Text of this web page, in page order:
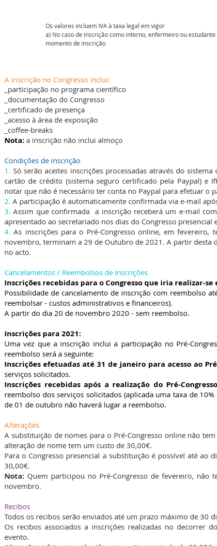
Os valores incluem IVA à taxa legal em vigor
a) No caso de inscrição como interno, enfermeiro ou
momento de inscrição
A inscrição no Congresso inclui:
_participação no programa científico
_documentação do Congresso
_certificado de presença
acesso à área de exposição
_coffee-breaks
Nota: a inscrição não inclui almoço
Condições de inscrição
1.Só serão aceites inscrições processadas através do
cartão de crédito (sistema seguro certificado pela Paypal) e
notar que não é necessário ter conta no Paypal para efetuar o
2. A participação é automaticamente confirmada via e-mail
3.Assim que confirmada a inscrição receberá um e-mail
apresentado ao secretariado nos dias do Congresso
4. As inscrições para o Pré-Congresso online, em fevereiro,
novembro, terminam a 29 de Outubro de 2021. A partir desta
no acto.
Cancelamentos / Reembolsos de Inscrições
Inscrições recebidas para o Congresso que iria realizar-
Possibilidade de cancelamento de inscrição com reembolso
reembolsar - custos administrativos e financeiros).
A partir do dia 20 de novembro 2020 - sem reembolso.
Inscrições para 2021:
Uma vez que a inscrição inclui a participação no Pré-
reembolso será a seguinte:
Inscrições efetuadas até 31 de janeiro para acesso ao
serviços solicitados.
Inscrições recebidas após a realização do Pré-
reembolso dos serviços solicitados (aplicada uma taxa de
de 01 de outubro não haverá lugar a reembolso.
Alterações
A substituição de nomes para o Pré-Congresso online não
alteração de nome tem um custo de 30,00€.
Para o Congresso presencial a substituição é possível até
30,00€.
Nota: Quem participou no Pré-Congresso de fevereiro, não
novembro.
Recibos
Todos os recibos serão enviados até um prazo máximo de 30
Os recibos associados a inscrições realizadas no decorrer
evento.